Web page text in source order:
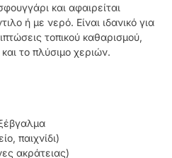
και αφαιρείται
ή με νερό. Είναι ιδανικό για
τοπικού καθαρισμού,
το πλύσιμο χεριών.
παιχνίδι)
ακράτειας)